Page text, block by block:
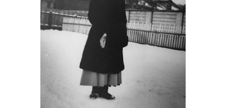
Письма Александры Феодоровны к
графине А. В. Гендриковой